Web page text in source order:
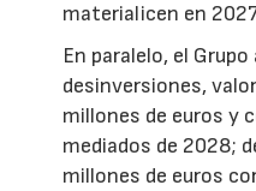
materialicen en
En paralelo, el
desinversiones,
millones de euros y
mediados de 2028;
millones de euros